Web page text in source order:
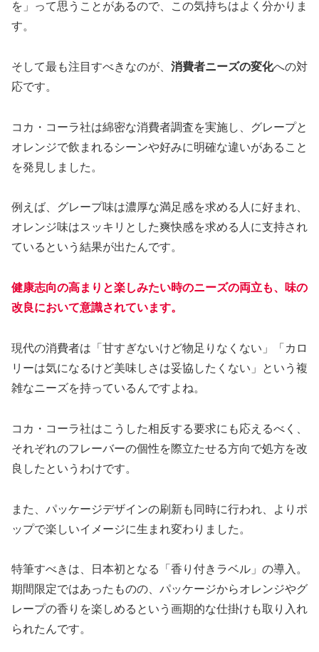
を」って思うことがあるので、この気持ちはよく分かりま
す。
そして最も注目すべきなのが、 消費者ニーズの変化への対
応です。
コカ・コーラ社は綿密な消費者調査を実施し、グレープと
オレンジで飲まれるシーンや好みに明確な違いがあること
を発見しました。
例えば、グレープ味は濃厚な満足感を求める人に好まれ、
オレンジ味はスッキリとした爽快感を求める人に支持され
ているという結果が出たんです。
健康志向の高まりと楽しみたい時のニーズの両立も、味の
改良において意識されています。
現代の消費者は「甘すぎないけど物足りなくない」「カロ
リーは気になるけど美味しさは妥協したくない」という複
雑なニーズを持っているんですよね。
コカ・コーラ社はこうした相反する要求にも応えるべく、
それぞれのフレーバーの個性を際立たせる方向で処方を改
良したというわけです。
また、パッケージデザインの刷新も同時に行われ、よりポ
ップで楽しいイメージに生まれ変わりました。
特筆すべきは、日本初となる「香り付きラベル」の導入。
期間限定ではあったものの、パッケージからオレンジやグ
レープの香りを楽しめるという画期的な仕掛けも取り入れ
られたんです。